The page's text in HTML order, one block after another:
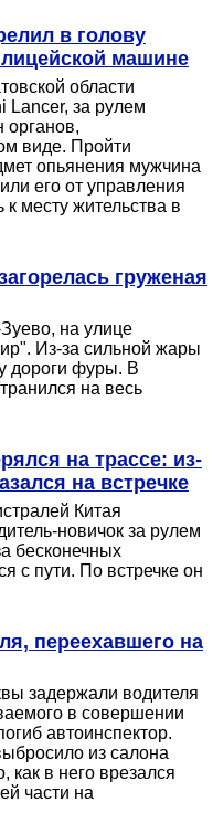
в голову
машине
области
Lancer, за рулем
органов,
виде. Пройти
опьянения мужчина
его от управления
месту жительства в
груженая
на улице
Из-за сильной жары
дороги фуры. В
на весь
на трассе: из-
на встречке
Китая
новичок за рулем
бесконечных
с пути. По встречке он
переехавшего на
задержали водителя
в совершении
автоинспектор.
из салона
как в него врезался
части на